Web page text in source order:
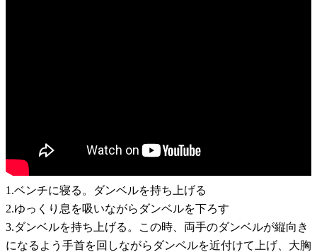
1.ベンチに寝る。ダンベルを持ち上げる
2.ゆっくり息を吸いながらダンベルを下ろす
3.ダンベルを持ち上げる。この時、両手のダンベルが縦向き
になるよう手首を回しながらダンベルを近付けて上げ、大胸